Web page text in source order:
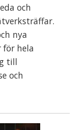
och
nya
för hela
till
och